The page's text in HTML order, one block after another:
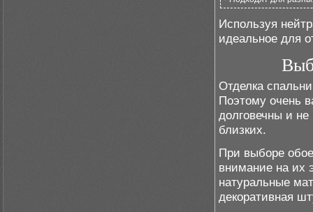
Используя
идеальное для
Отделка
Поэтому очень
долговечны и
близких.
При выборе
внимание на их
натуральные
декоративная